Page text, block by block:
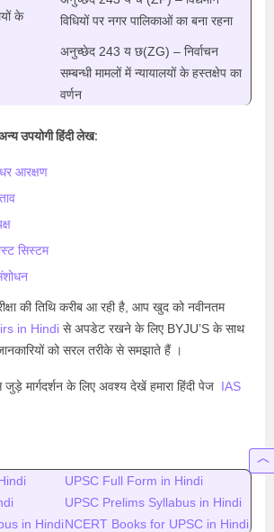
के
विधियों पर नगर पालिकाओं का बना रहना
अनुच्छेद 243 य छ(ZG) – निर्वाचन
सम्बन्धी मामलों में न्यायालयों के हस्तक्षेप का
वर्णन
उपयोगी हिंदी लेख:
आरक्षण
सिस्टम
की तिथि करीब आ रही है, आप खुद को नवीनतम
in Hindi से अपडेट रखने के लिए BYJU’S के साथ
को सरल तरीके से समझाते हैं ।
मार्गदर्शन के लिए अवश्य देखें हमारा हिंदी पेज IAS
UPSC Full Form in Hindi
UPSC Prelims Syllabus in Hindi
in HindiNCERT Books for UPSC in Hindi